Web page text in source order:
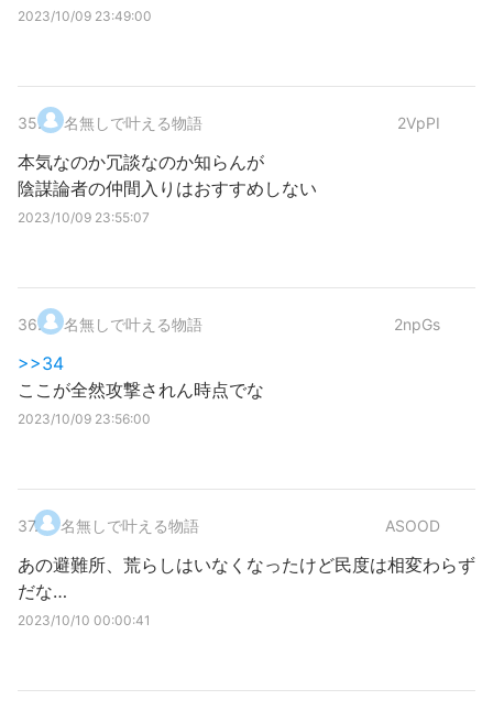
2023/10/09 23:49:00
35. 名無しで叶える物語 2VpPI
本気なのか冗談なのか知らんが
陰謀論者の仲間入りはおすすめしない
2023/10/09 23:55:07
36. 名無しで叶える物語 2npGs
>>34
ここが全然攻撃されん時点でな
2023/10/09 23:56:00
37. 名無しで叶える物語 ASOOD
あの避難所、荒らしはいなくなったけど民度は相変わらず
だな…
2023/10/10 00:00:41